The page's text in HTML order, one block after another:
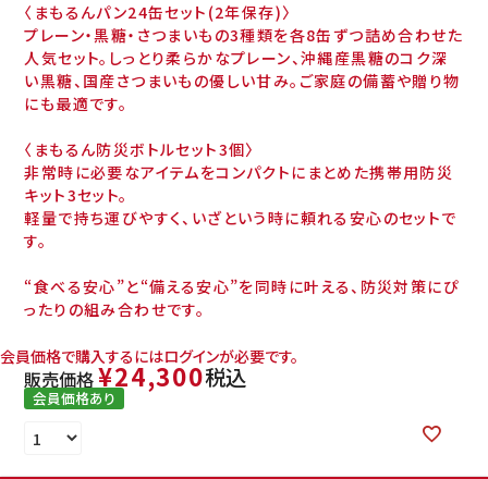
〈まもるんパン24缶セット(2年保存)〉
プレーン・黒糖・さつまいもの3種類を各8缶ずつ詰め合わせた
人気セット。しっとり柔らかなプレーン、沖縄産黒糖のコク深
い黒糖、国産さつまいもの優しい甘み。ご家庭の備蓄や贈り物
にも最適です。
〈まもるん防災ボトルセット3個〉
非常時に必要なアイテムをコンパクトにまとめた携帯用防災
キット3セット。
軽量で持ち運びやすく、いざという時に頼れる安心のセットで
す。
“食べる安心”と“備える安心”を同時に叶える、防災対策にぴ
ったりの組み合わせです。
会員価格で購入するにはログインが必要です。
販売価格¥24,300税込
会員価格あり